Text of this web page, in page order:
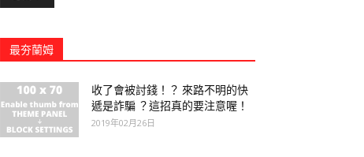
最夯蘭姆
收了會被討錢！？ 來路不明的快
遞是詐騙 ？這招真的要注意喔！
2019年02月26日